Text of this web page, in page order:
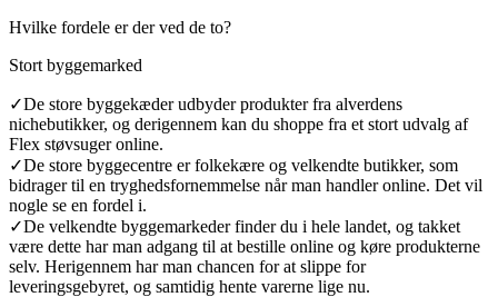
Hvilke fordele er der ved de to?
Stort byggemarked
✓De store byggekæder udbyder produkter fra alverdens
nichebutikker, og derigennem kan du shoppe fra et stort udvalg af
Flex støvsuger online.
✓De store byggecentre er folkekære og velkendte butikker, som
bidrager til en tryghedsfornemmelse når man handler online. Det vil
nogle se en fordel i.
✓De velkendte byggemarkeder finder du i hele landet, og takket
være dette har man adgang til at bestille online og køre produkterne
selv. Herigennem har man chancen for at slippe for
leveringsgebyret, og samtidig hente varerne lige nu.